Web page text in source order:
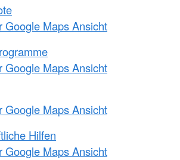
Google Maps Ansicht
Google Maps Ansicht
Google Maps Ansicht
Hilfen
Google Maps Ansicht